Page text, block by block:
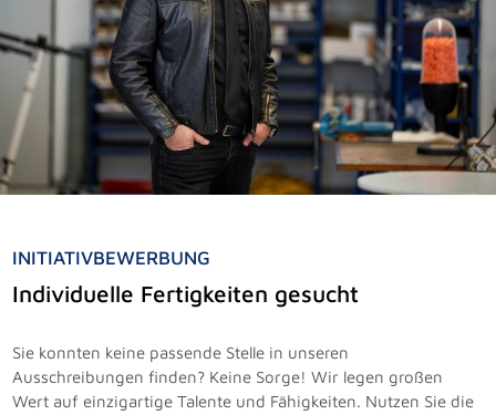
INITIATIVBEWERBUNG
Individuelle Fertigkeiten gesucht
Sie konnten keine passende Stelle in unseren
Ausschreibungen finden? Keine Sorge! Wir legen großen
Wert auf einzigartige Talente und Fähigkeiten. Nutzen Sie die